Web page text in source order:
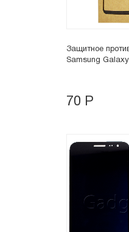
Защитное
Samsung
70 Р